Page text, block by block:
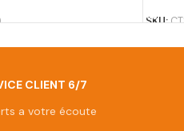
SKU:
CLIENT 6/7
a votre écoute